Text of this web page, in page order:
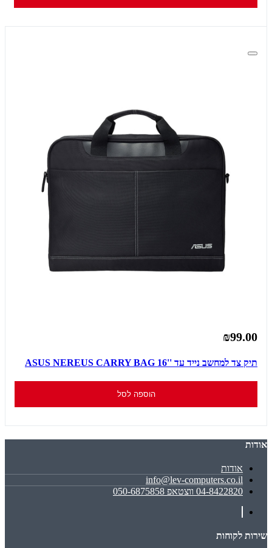
₪99.00
תיק צד למחשב נייד עד ''16 ASUS NEREUS CARRY BAG
הוספה לסל
אודות
אודות
info@lev-computers.co.il
04-8422820 ווצטאפ 050-6875858
שירות לקוחות